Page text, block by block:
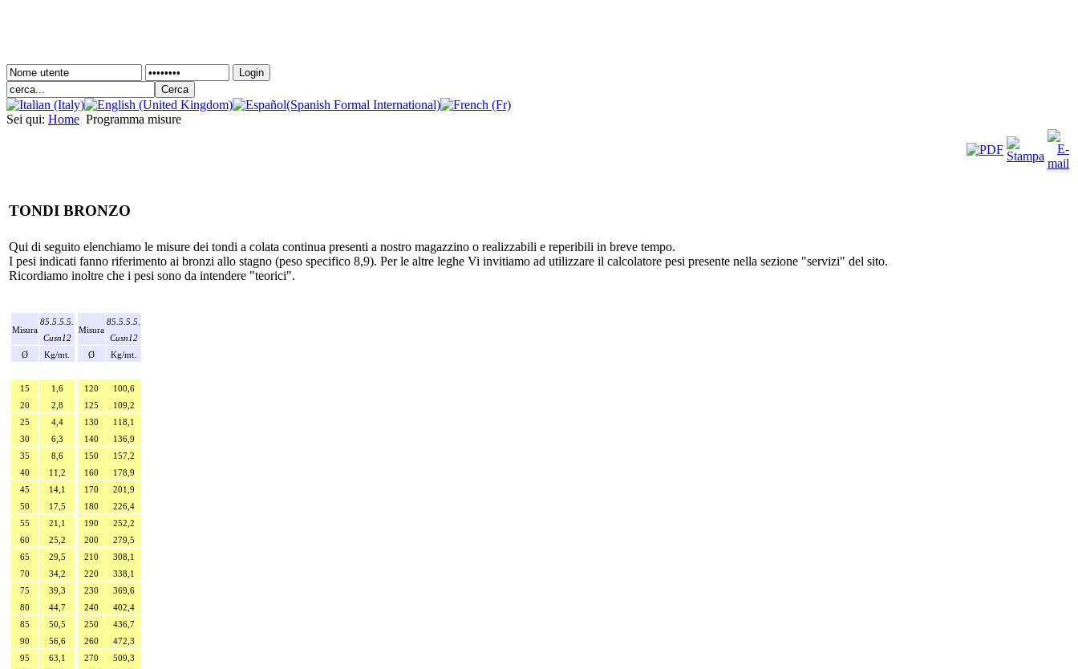
Login
Sei qui: Home Programma misure
TONDI BRONZO
Qui di seguito elenchiamo le misure dei tondi a colata continua presenti a nostro magazzino o realizzabili e reperibili in breve tempo.
I pesi indicati fanno riferimento ai bronzi allo stagno (peso specifico 8,9). Per le altre leghe Vi invitiamo ad utilizzare il calcolatore pesi presente nella sezione "servizi" del sito.
Ricordiamo inoltre che i pesi sono da intendere "teorici".
Misura
85.5.5.5.
Cusn12
Ø
Kg/mt.
15
1,6
20
2,8
25
4,4
30
6,3
35
8,6
40
11,2
45
14,1
50
17,5
55
21,1
60
25,2
65
29,5
70
34,2
75
39,3
80
44,7
85
50,5
90
56,6
95
63,1
Misura
85.5.5.5.
Cusn12
Ø
Kg/mt.
120
100,6
125
109,2
130
118,1
140
136,9
150
157,2
160
178,9
170
201,9
180
226,4
190
252,2
200
279,5
210
308,1
220
338,1
230
369,6
240
402,4
250
436,7
260
472,3
270
509,3